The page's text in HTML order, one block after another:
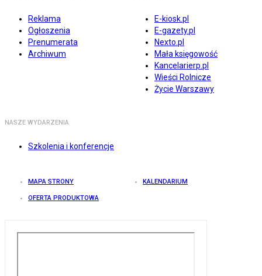
Reklama
Ogłoszenia
Prenumerata
Archiwum
E-kiosk.pl
E-gazety.pl
Nexto.pl
Mała księgowość
Kancelarierp.pl
Wieści Rolnicze
Życie Warszawy
NASZE WYDARZENIA
Szkolenia i konferencje
MAPA STRONY KALENDARIUM
OFERTA PRODUKTOWA